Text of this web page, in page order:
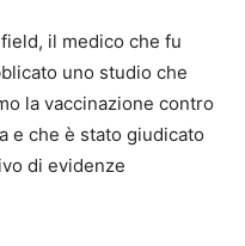
il medico che fu
uno studio che
la vaccinazione contro
e che è stato giudicato
di evidenze